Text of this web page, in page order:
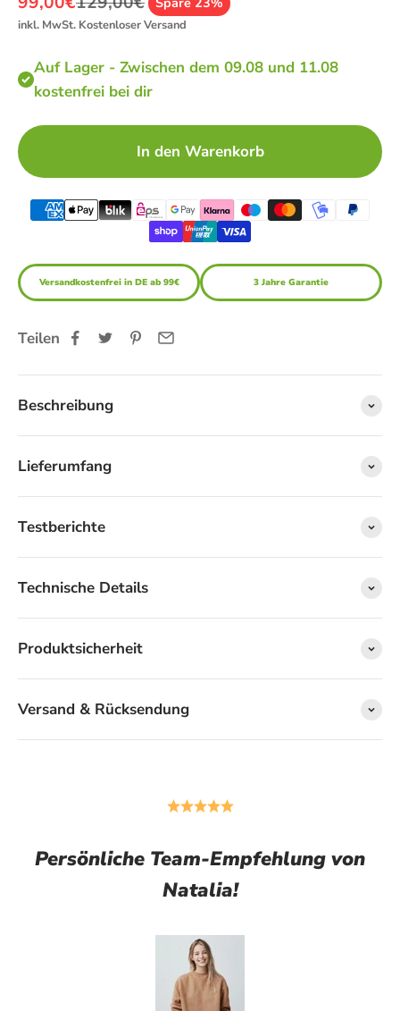
inkl. MwSt. Kostenloser Versand
Auf Lager - Zwischen dem 09.08 und 11.08
kostenfrei bei dir
In den Warenkorb
Versandkostenfrei in DE ab 99€ 3 Jahre Garantie
Teilen
Beschreibung
Lieferumfang
Testberichte
Technische Details
Produktsicherheit
Versand & Rücksendung
Persönliche Team-Empfehlung von
Natalia!